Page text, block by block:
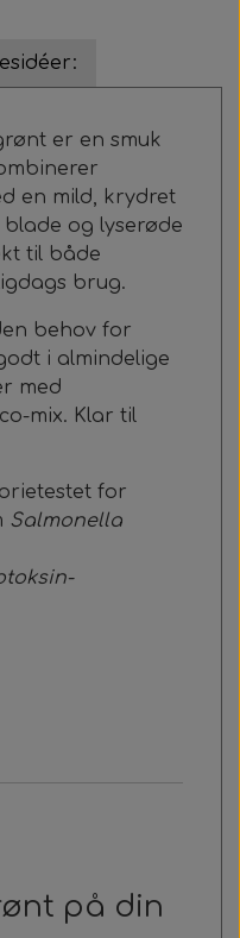
er en smuk
en mild, krydret
og lyserøde
til både
brug.
behov for
i almindelige
med
mix. Klar til
for
Salmonella
på din